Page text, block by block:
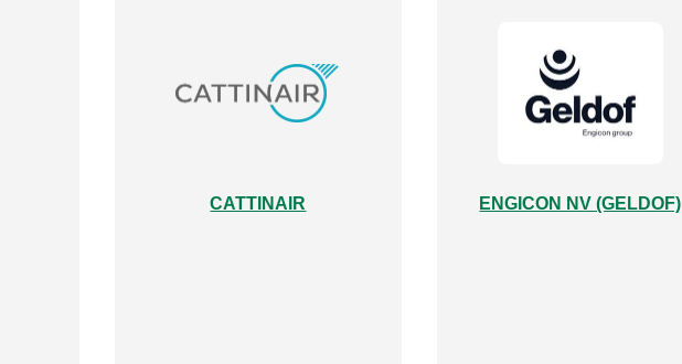
CATTINAIR ENGICON NV (GELDOF)